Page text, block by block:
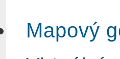
Mapový